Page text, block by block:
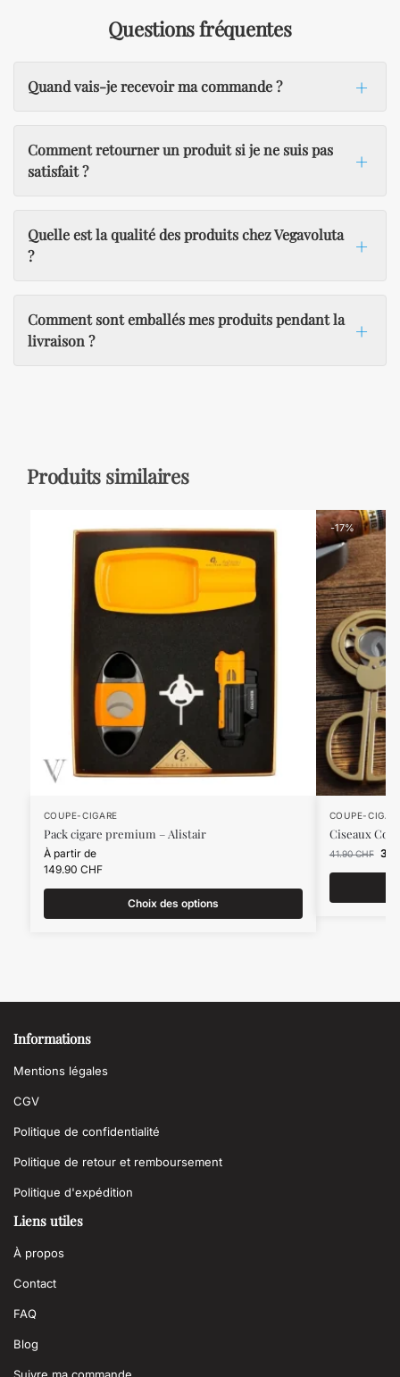
Questions fréquentes
Quand vais-je recevoir ma commande ?
Comment retourner un produit si je ne suis pas
satisfait ?
Quelle est la qualité des produits chez Vegavoluta
?
Comment sont emballés mes produits pendant la
livraison ?
Produits similaires
COUPE-CIGARE
Pack cigare premium – Alistair
À partir de
149.90 CHF
Choix des options
-17%
COUPE-
Ciseaux
41.90CHF
Informations
Mentions légales
CGV
Politique de confidentialité
Politique de retour et remboursement
Politique d'expédition
Liens utiles
À propos
Contact
FAQ
Blog
Suivre ma commande